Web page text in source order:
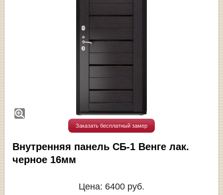
Заказать бесплатный замер
Внутренняя панель СБ-1 Венге лак.
черное 16мм
Цена: 6400 руб.